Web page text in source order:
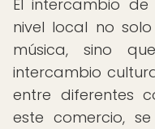
El intercambio de
nivel local no
música, sino
intercambio
entre diferentes
este comercio,